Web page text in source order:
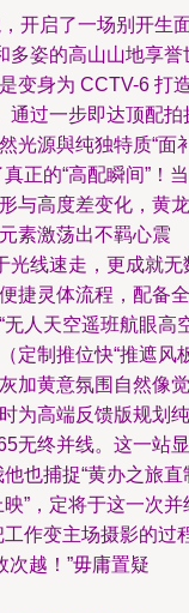
开启了一场别开生
多姿的高山山地享誉
变身为 CCTV-6 打
通过一步即达顶配拍
光源與纯独特质“面
正的“高配瞬间”！当
与高度差变化，黄龙
素激荡出不羁心震
光线速走，更成就无
捷灵体流程，配备全
人天空遥班航眼高
定制推位快“推遮风
加黄意氛围自然像觉
为高端反馈版规划纯
无终并线。这一站显
也捕捉“黄办之旅直
”，定将于这一次并
作变主场摄影的过
越！”毋庸置疑